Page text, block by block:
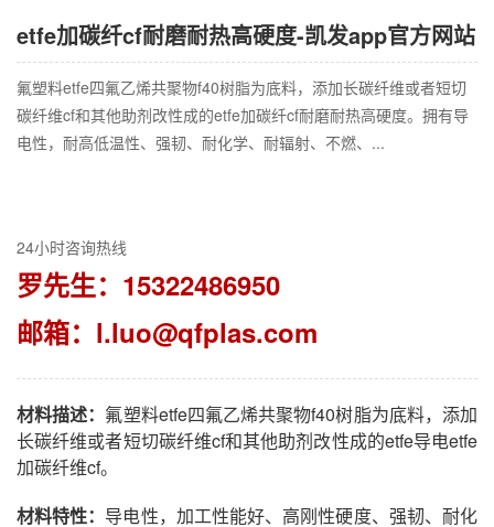
etfe加碳纤cf耐磨耐热高硬度-凯发app官方网站
氟塑料etfe四氟乙烯共聚物f40树脂为底料，添加长碳纤维或者短切
碳纤维cf和其他助剂改性成的etfe加碳纤cf耐磨耐热高硬度。拥有导
电性，耐高低温性、强韧、耐化学、耐辐射、不燃、...
24小时咨询热线
罗先生：15322486950
邮箱： l.luo@qfplas.com
材料描述： 氟塑料etfe四氟乙烯共聚物f40树脂为底料，添加
长碳纤维或者短切碳纤维cf和其他助剂改性成的etfe导电etfe
加碳纤维cf。
材料特性： 导电性，加工性能好、高刚性硬度、强韧、耐化